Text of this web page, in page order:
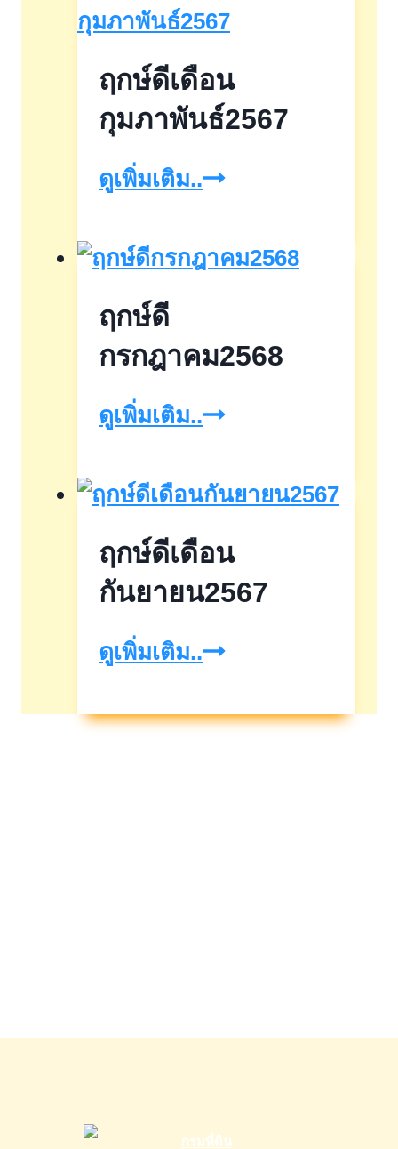
ฤกษ์ดีเดือน
กุมภาพันธ์2567
ดูเพิ่มเติม..ฤกษ์
เดือน
ฤกษ์ดี
กรกฎาคม2568
ดูเพิ่มเติม..ฤกษ์
กรกฎาคม2568
ฤกษ์ดีเดือน
กันยายน2567
ดูเพิ่มเติม..ฤกษ์
เดือน